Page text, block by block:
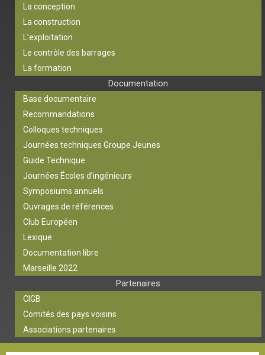
La conception
La construction
L’exploitation
Le contrôle des barrages
La formation
Documentation
Base documentaire
Recommandations
Colloques techniques
Journées techniques Groupe Jeunes
Guide Technique
Journées Écoles d’ingénieurs
Symposiums annuels
Ouvrages de références
Club Européen
Lexique
Documentation libre
Marseille 2022
Partenaires
CIGB
Comités des pays voisins
Associations partenaires